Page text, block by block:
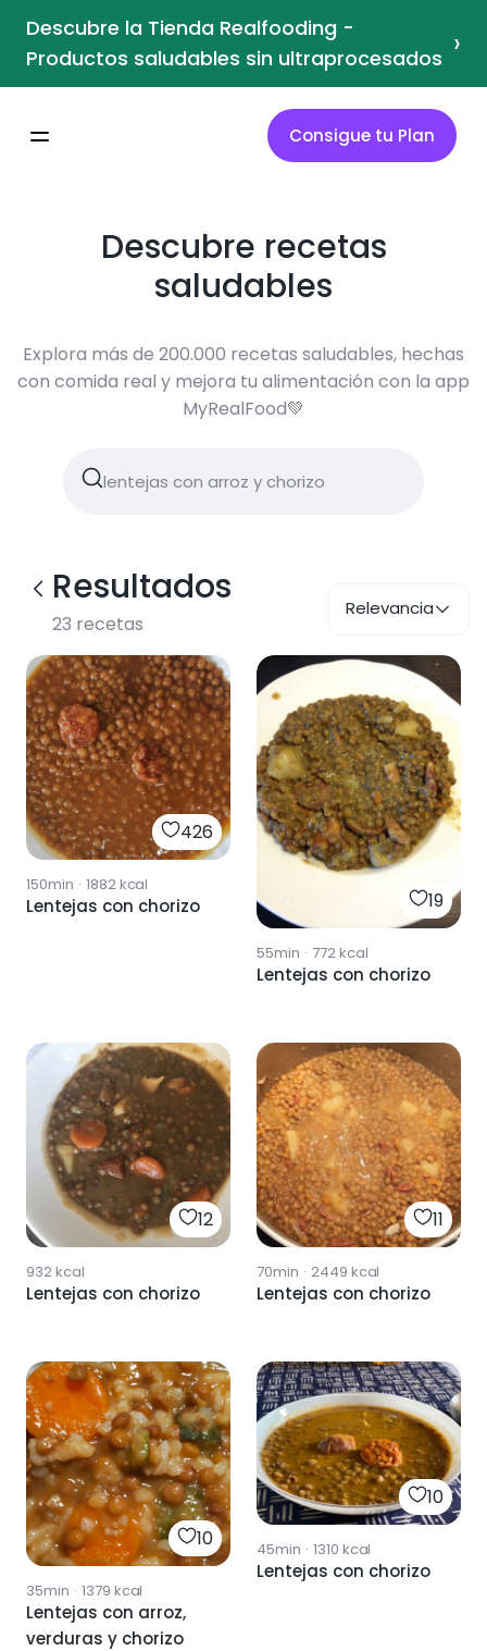
Descubre la Tienda Realfooding -
Productos saludables sin ultraprocesados ›
Consigue tu Plan
Descubre recetas
saludables
Explora más de 200.000 recetas saludables, hechas
con comida real y mejora tu alimentación con la app
MyRealFood💚
Resultados
23 recetas
Relevancia
426
150min · 1882kcal
Lentejas con chorizo 19
55min · 772kcal
Lentejas con chorizo
12
932kcal
Lentejas con chorizo
11
70min · 2449 kcal
Lentejas con chorizo
10
35min · 1379 kcal
Lentejas con arroz,
verduras y chorizo
10
45min · 1310 kcal
Lentejas con chorizo